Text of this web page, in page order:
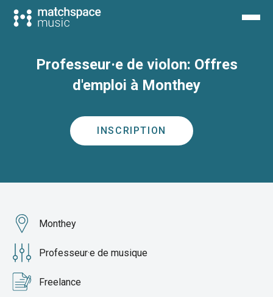
Professeur·e de violon: Offres
d'emploi à Monthey
INSCRIPTION
Monthey
Professeur·e de musique
Freelance